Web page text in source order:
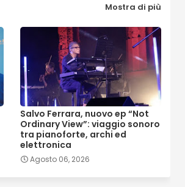
Mostra di più
Salvo Ferrara, nuovo ep “Not
Ordinary View”: viaggio sonoro
tra pianoforte, archi ed
elettronica
Agosto 06, 2026